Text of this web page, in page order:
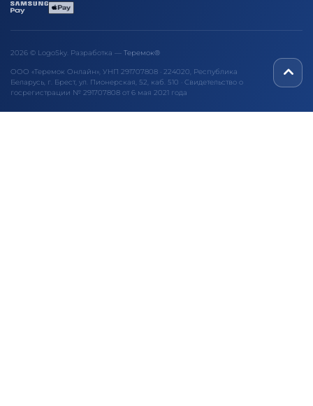
2026 © LogoSky. Разработка — Теремок®
ООО «Теремок Онлайн», УНП 291707808 · 224020, Республика
Беларусь, г. Брест, ул. Пионерская, 52, каб. 510 · Свидетельство о
госрегистрации № 291707808 от 6 мая 2021 года